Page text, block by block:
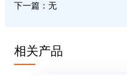
下一篇：无
相关产品